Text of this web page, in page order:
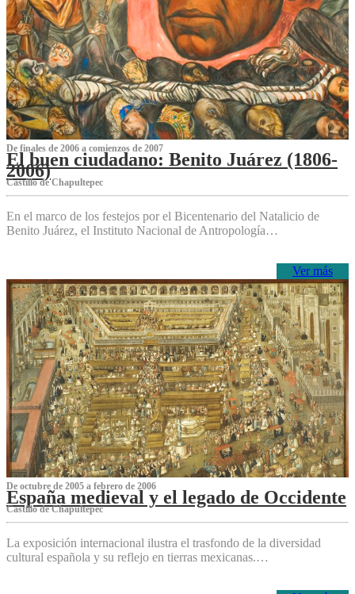
De finales de 2006 a comienzos de 2007
El buen ciudadano: Benito Juárez (1806-
2006)
Castillo de Chapultepec
En el marco de los festejos por el Bicentenario del Natalicio de
Benito Juárez, el Instituto Nacional de Antropología…
Ver más
De octubre de 2005 a febrero de 2006
España medieval y el legado de Occidente
Castillo de Chapultepec
La exposición internacional ilustra el trasfondo de la diversidad
cultural española y su reflejo en tierras mexicanas.…